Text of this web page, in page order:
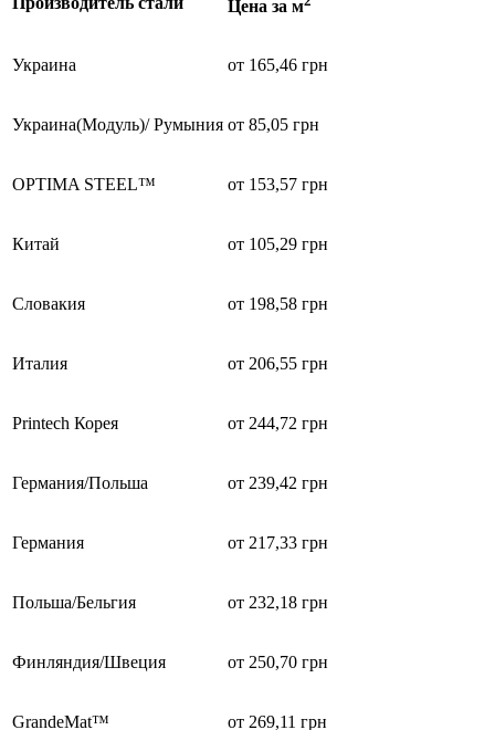
Цена за м
Украина от 165,46 грн
Украина(Модуль)/ Румыния от 85,05 грн
OPTIMA STEEL™ от 153,57 грн
Китай от 105,29 грн
Словакия от 198,58 грн
Италия от 206,55 грн
Printech Корея от 244,72 грн
Германия/Польша от 239,42 грн
Германия от 217,33 грн
Польша/Бельгия от 232,18 грн
Финляндия/Швеция от 250,70 грн
GrandeMat™ от 269,11 грн